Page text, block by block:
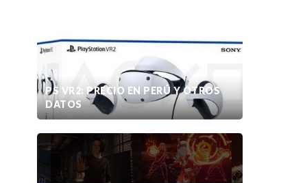
PS VR2: PRECIO EN PERÚ Y OTROS
DATOS